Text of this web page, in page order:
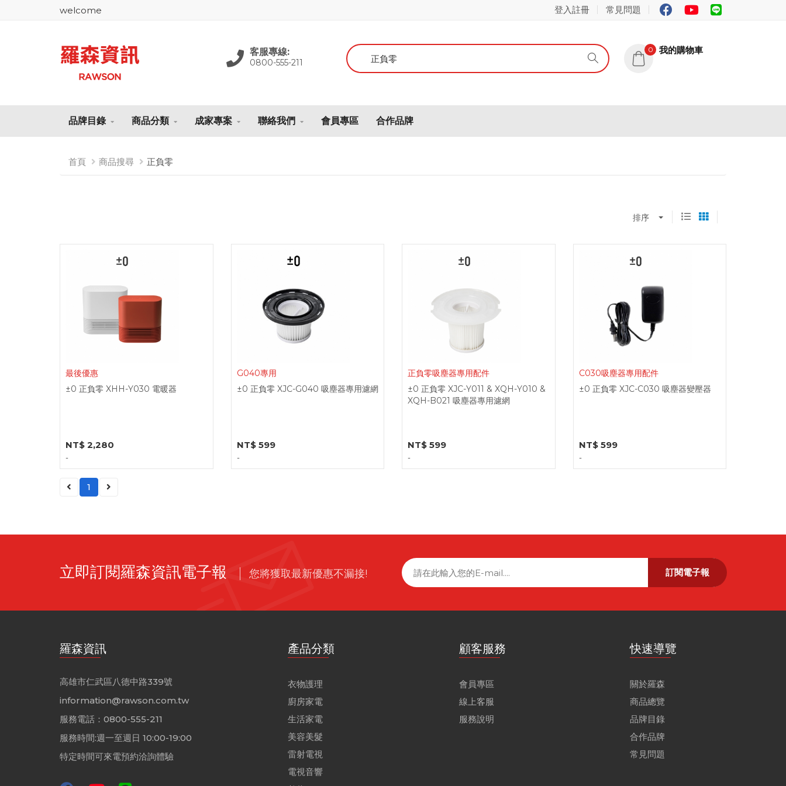
welcome 登入註冊 常見問題
客服專線:
0800-555-211
0 我的購物車
品牌目錄 商品分類 成家專案 聯絡我們 會員專區 合作品牌
首頁 商品搜尋 正負零
排序
最後優惠
±0 正負零 XHH-Y030 電暖器
NT$ 2,280
-
G040專用
±0 正負零 XJC-G040 吸塵器專用濾網
NT$ 599
-
正負零吸塵器專用配件
±0 正負零 XJC-Y011 & XQH-Y010 &
XQH-B021 吸塵器專用濾網
NT$ 599
-
C030吸塵器專用配件
±0 正負零 XJC-C030 吸塵器變壓器
NT$ 599
-
1
立即訂閱羅森資訊電子報 您將獲取最新優惠不漏接! 訂閱電子報
羅森資訊
高雄市仁武區八德中路339號
information@rawson.com.tw
服務電話：0800-555-211
服務時間:週一至週日 10:00-19:00
特定時間可來電預約洽詢體驗
產品分類
衣物護理
廚房家電
生活家電
美容美髮
雷射電視
電視音響
顧客服務
會員專區
線上客服
服務說明
快速導覽
關於羅森
商品總覽
品牌目錄
合作品牌
常見問題